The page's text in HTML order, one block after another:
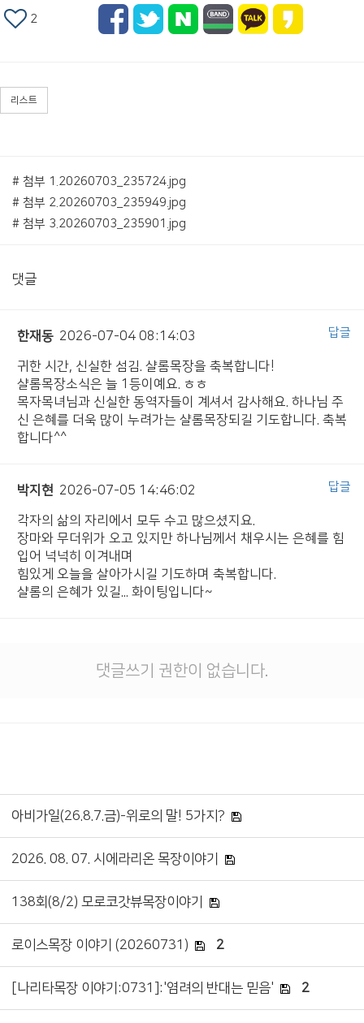
2
리스트
# 첨부 1.20260703_235724.jpg
# 첨부 2.20260703_235949.jpg
# 첨부 3.20260703_235901.jpg
댓글
한재동 2026-07-04 08:14:03
귀한 시간, 신실한 섬김. 샬롬목장을 축복합니다!
샬롬목장소식은 늘 1등이예요. ㅎㅎ
목자목녀님과 신실한 동역자들이 계셔서 감사해요. 하나님 주
신 은혜를 더욱 많이 누려가는 샬롬목장되길 기도합니다. 축복
합니다^^
답글
박지현 2026-07-05 14:46:02
각자의 삶의 자리에서 모두 수고 많으셨지요.
장마와 무더위가 오고 있지만 하나님께서 채우시는 은혜를 힘
입어 넉넉히 이겨내며
힘있게 오늘을 살아가시길 기도하며 축복합니다.
샬롬의 은혜가 있길... 화이팅입니다~
답글
댓글쓰기 권한이 없습니다.
아비가일(26.8.7.금)-위로의 말! 5가지?
2026. 08. 07. 시에라리온 목장이야기
138회(8/2) 모로코갓뷰목장이야기
로이스목장 이야기 (20260731) 2
[나리타목장 이야기:0731]:'염려의 반대는 믿음' 2